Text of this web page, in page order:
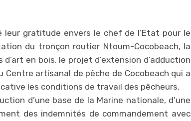
gratitude envers le chef de l’Etat pour le
du tronçon routier Ntoum-Cocobeach, la
en bois, le projet d’extension d’adduction
artisanal de pêche de Cocobeach qui a
les conditions de travail des pêcheurs.
d’une base de la Marine nationale, d’une
des indemnités de commandement avec